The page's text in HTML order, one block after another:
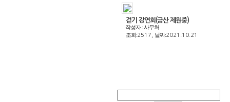
걷기 강연회(금산 제원중)
작성자 : 사무처
조회:2517, 날짜:2021.10.21